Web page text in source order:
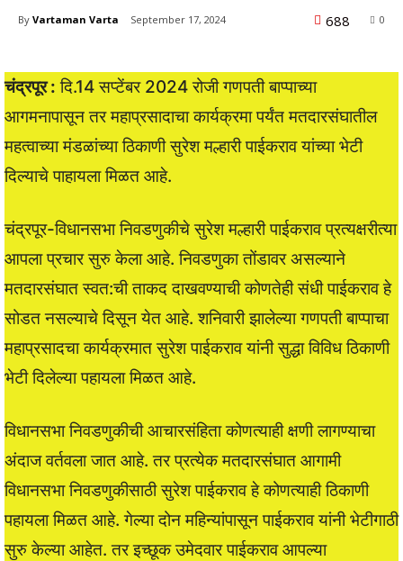
By Vartaman Varta September 17, 2024 0
688
चंद्रपूर : दि.14 सप्टेंबर 2024 रोजी गणपती बाप्पाच्या
आगमनापासून तर महाप्रसादाचा कार्यक्रमा पर्यंत मतदारसंघातील
महत्वाच्या मंडळांच्या ठिकाणी सुरेश मल्हारी पाईकराव यांच्या भेटी
दिल्याचे पाहायला मिळत आहे.
चंद्रपूर-विधानसभा निवडणुकीचे सुरेश मल्हारी पाईकराव प्रत्यक्षरीत्या
आपला प्रचार सुरु केला आहे. निवडणुका तोंडावर असल्याने
मतदारसंघात स्वत:ची ताकद दाखवण्याची कोणतेही संधी पाईकराव हे
सोडत नसल्याचे दिसून येत आहे. शनिवारी झालेल्या गणपती बाप्पाचा
महाप्रसादचा कार्यक्रमात सुरेश पाईकराव यांनी सुद्धा विविध ठिकाणी
भेटी दिलेल्या पहायला मिळत आहे.
विधानसभा निवडणुकीची आचारसंहिता कोणत्याही क्षणी लागण्याचा
अंदाज वर्तवला जात आहे. तर प्रत्येक मतदारसंघात आगामी
विधानसभा निवडणुकीसाठी सुरेश पाईकराव हे कोणत्याही ठिकाणी
पहायला मिळत आहे. गेल्या दोन महिन्यांपासून पाईकराव यांनी भेटीगाठी
सुरु केल्या आहेत. तर इच्छूक उमेदवार पाईकराव आपल्या